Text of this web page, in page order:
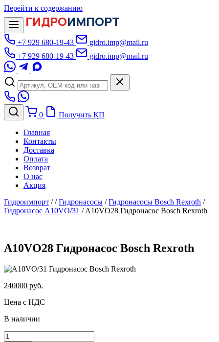
Перейти к содержанию
ГИДРОИМПОРТ
+7 929 680-19-43
gidro.imp@mail.ru
+7 929 680-19-43
gidro.imp@mail.ru
0 Получить КП
Главная
Контакты
Доставка
Оплата
Возврат
О нас
Акция
Гидроимпорт //Гидронасосы /Гидронасосы Bosch Rexroth /
Гидронасос A10VO/31 /A10VO28 Гидронасос Bosch Rexroth
A10VO28 Гидронасос Bosch Rexroth
240000 руб.
Цена с НДС
В наличии